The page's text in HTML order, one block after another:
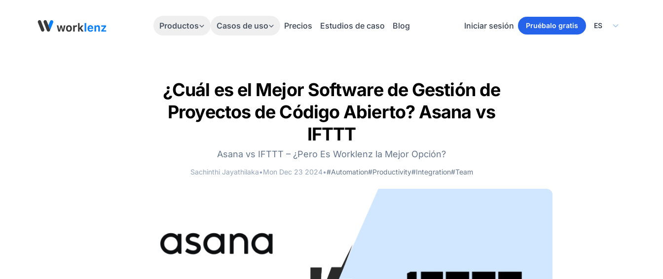
Productos Casos de uso Precios Estudios de caso Blog Iniciar sesión Pruébalo gratis Select Language
¿Cuál es el Mejor Software de Gestión de
Proyectos de Código Abierto? Asana vs
IFTTT
Asana vs IFTTT – ¿Pero Es Worklenz la Mejor Opción?
Sachinthi Jayathilaka•Mon Dec 23 2024•#Automation#Productivity#Integration#Team